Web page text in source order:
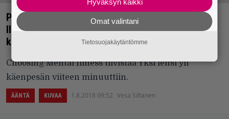
Phil Anselmo Jack Nicholsonin saappaissa –
Illegals-video nostaa hattua Milos Formanin
klassikkoelokuvalle
Choosing Mental Illness tiivistää Yksi lensi yli
käenpesän viiteen minuuttiin.
ÄÄNTÄ KUVAA 1.8.2018 09:52 Vesa Siltanen
Hyväksyn kaikki
Omat valintani
Tietosuojakäytäntömme